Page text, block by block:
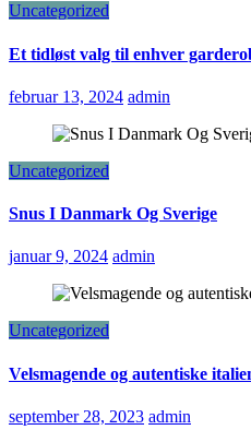
Uncategorized
Et tidløst valg til enhver
februar 13, 2024 admin
Uncategorized
Snus I Danmark Og Sverige
januar 9, 2024 admin
Uncategorized
Velsmagende og autentiske
september 28, 2023 admin